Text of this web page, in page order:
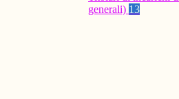
generali) 13